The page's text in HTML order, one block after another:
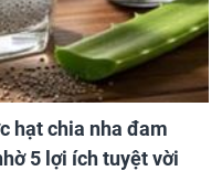
hạt chia nha đam
5 lợi ích tuyệt vời